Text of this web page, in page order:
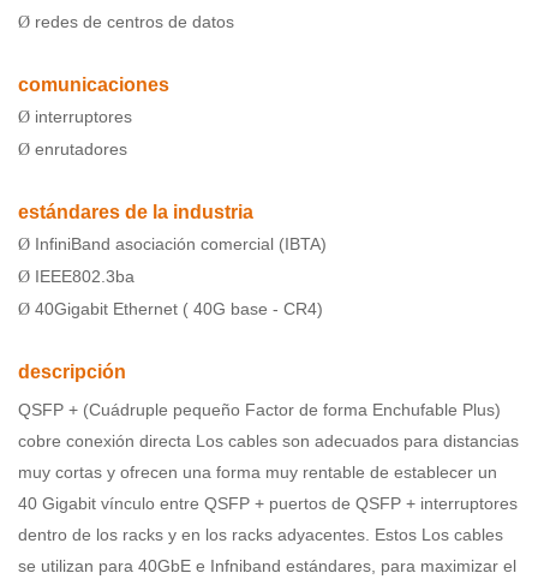
Ø redes de centros de datos
comunicaciones
Ø interruptores
Ø enrutadores
estándares de la industria
Ø InfiniBand asociación comercial (IBTA)
Ø IEEE802.3ba
Ø 40Gigabit Ethernet ( 40G base - CR4)
descripción
QSFP + (Cuádruple pequeño Factor de forma Enchufable Plus)
cobre conexión directa Los cables son adecuados para distancias
muy cortas y ofrecen una forma muy rentable de establecer un
40 Gigabit vínculo entre QSFP + puertos de QSFP + interruptores
dentro de los racks y en los racks adyacentes. Estos Los cables
se utilizan para 40GbE e Infniband estándares, para maximizar el